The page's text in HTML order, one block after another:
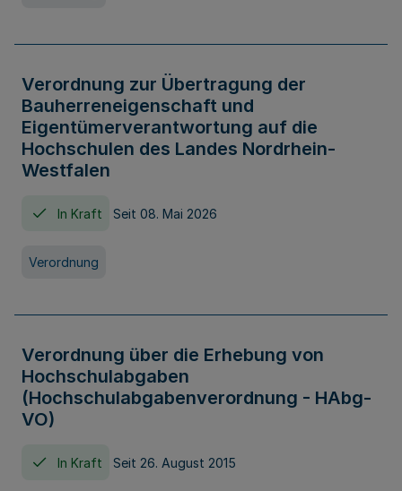
Verordnung zur Übertragung der
Bauherreneigenschaft und
Eigentümerverantwortung auf die
Hochschulen des Landes Nordrhein-
Westfalen
In Kraft Seit 08. Mai 2026
Verordnung
Verordnung über die Erhebung von
Hochschulabgaben
(Hochschulabgabenverordnung - HAbg-
VO)
In Kraft Seit 26. August 2015